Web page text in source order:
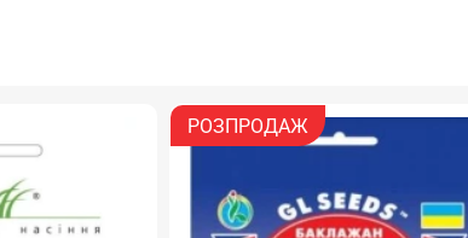
РОЗПРОДАЖ